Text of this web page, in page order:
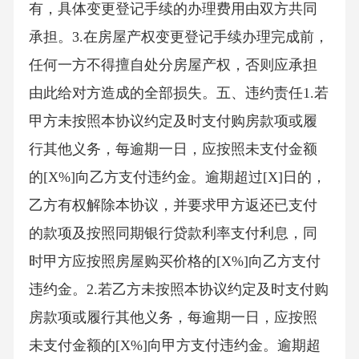
有，具体变更登记手续的办理费用由双方共同
承担。3.在房屋产权变更登记手续办理完成前，
任何一方不得擅自处分房屋产权，否则应承担
由此给对方造成的全部损失。五、违约责任1.若
甲方未按照本协议约定及时支付购房款项或履
行其他义务，每逾期一日，应按照未支付金额
的[X%]向乙方支付违约金。逾期超过[X]日的，
乙方有权解除本协议，并要求甲方返还已支付
的款项及按照同期银行贷款利率支付利息，同
时甲方应按照房屋购买价格的[X%]向乙方支付
违约金。2.若乙方未按照本协议约定及时支付购
房款项或履行其他义务，每逾期一日，应按照
未支付金额的[X%]向甲方支付违约金。逾期超